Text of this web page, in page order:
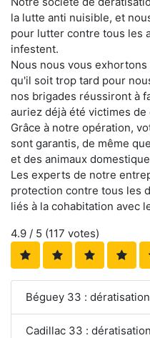
la lutte anti nuisible, et
pour lutter contre tous les
infestent.
Nous nous vous
qu'il soit trop tard pour
nos brigades réussiront à
auriez déjà été victimes de
Grâce à notre opération,
sont garantis, de même
et des animaux
Les experts de notre
protection contre tous les
liés à la cohabitation avec
4.9 / 5 (117 votes)
Béguey 33 : dératisation
Cadillac 33 : dératisation